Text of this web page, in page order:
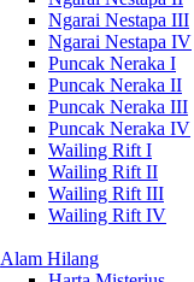
Ngarai Nestapa III
Ngarai Nestapa IV
Puncak Neraka I
Puncak Neraka II
Puncak Neraka III
Puncak Neraka IV
Wailing Rift I
Wailing Rift II
Wailing Rift III
Wailing Rift IV
Alam Hilang